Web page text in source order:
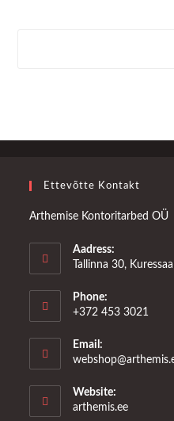
Ettevõtte Kontakt
Arthemise Kontoritarbed OÜ
Aadress:
Tallinna 30,
Phone:
+372 453 3021
Email:
Website:
arthemis.ee